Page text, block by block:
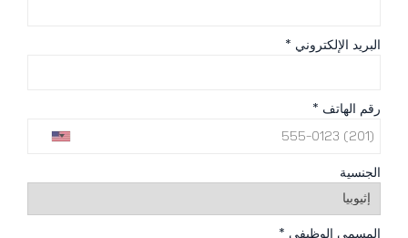
البريد الإلكتروني *
رقم الهاتف *
الجنسية
المسمى الوظيفي *